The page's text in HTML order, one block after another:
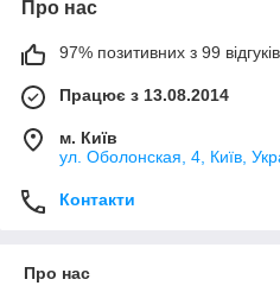
Про нас
97% позитивних з 99
Працює з 13.08.2014
м. Київ
ул. Оболонская, 4, Київ,
Контакти
Про нас